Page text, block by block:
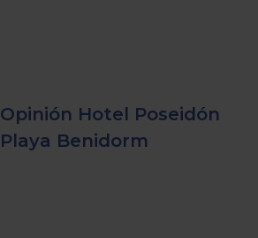
Opinión Hotel Poseidón
Playa Benidorm